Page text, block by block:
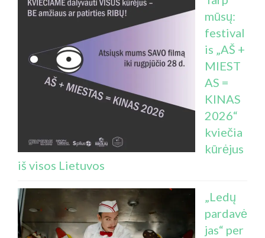
mūsų:
festival
is „AŠ +
MIEST
AS =
KINAS
2026“
kviečia
kūrėjus
iš visos Lietuvos
„Ledų
pardavė
jas“ per